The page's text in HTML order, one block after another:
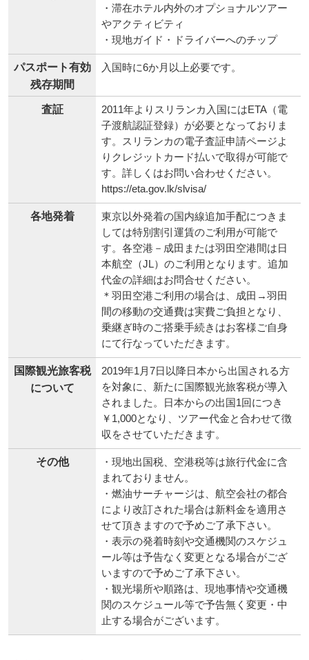
・滞在ホテル内外のオプショナルツアー
やアクティビティ
・現地ガイド・ドライバーへのチップ
パスポート有効
残存期間
入国時に6か月以上必要です。
査証
2011年よりスリランカ入国にはETA（電
子渡航認証登録）が必要となっておりま
す。スリランカの電子査証申請ページよ
りクレジットカード払いで取得が可能で
す。詳しくはお問い合わせください。
https://eta.gov.lk/slvisa/
各地発着
東京以外発着の国内線追加手配につきま
しては特別割引運賃のご利用が可能で
す。各空港－成田または羽田空港間は日
本航空（JL）のご利用となります。追加
代金の詳細はお問合せください。
＊羽田空港ご利用の場合は、成田→羽田
間の移動の交通費は実費ご負担となり、
乗継ぎ時のご搭乗手続きはお客様ご自身
にて行なっていただきます。
国際観光旅客税
について
2019年1月7日以降日本から出国される方
を対象に、新たに国際観光旅客税が導入
されました。日本からの出国1回につき
￥1,000となり、ツアー代金と合わせて徴
収をさせていただきます。
その他
・現地出国税、空港税等は旅行代金に含
まれておりません。
・燃油サーチャージは、航空会社の都合
により改訂された場合は新料金を適用さ
せて頂きますので予めご了承下さい。
・表示の発着時刻や交通機関のスケジュ
ール等は予告なく変更となる場合がござ
いますので予めご了承下さい。
・観光場所や順路は、現地事情や交通機
関のスケジュール等で予告無く変更・中
止する場合がございます。